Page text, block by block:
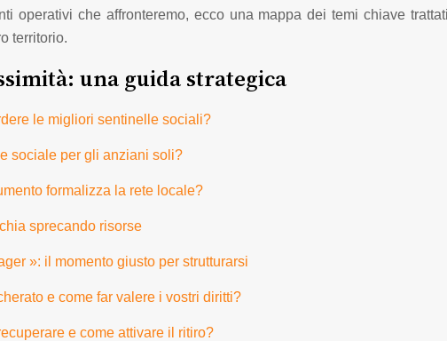
operativi che affronteremo, ecco una mappa dei temi chiave
territorio.
una guida strategica
le migliori sentinelle sociali?
sociale per gli anziani soli?
formalizza la rete locale?
sprecando risorse
»: il momento giusto per strutturarsi
e come far valere i vostri diritti?
e come attivare il ritiro?